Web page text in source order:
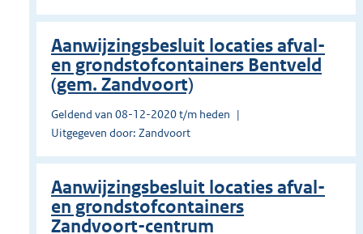
Aanwijzingsbesluit locaties afval-
en grondstofcontainers Bentveld
(gem. Zandvoort)
Geldend van 08-12-2020 t/m heden
Uitgegeven door: Zandvoort
Aanwijzingsbesluit locaties afval-
en grondstofcontainers
Zandvoort-centrum